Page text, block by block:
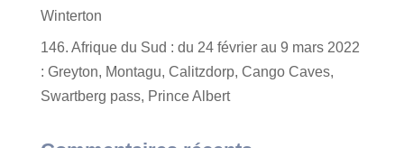
Winterton
146. Afrique du Sud : du 24 février au 9 mars 2022
: Greyton, Montagu, Calitzdorp, Cango Caves,
Swartberg pass, Prince Albert